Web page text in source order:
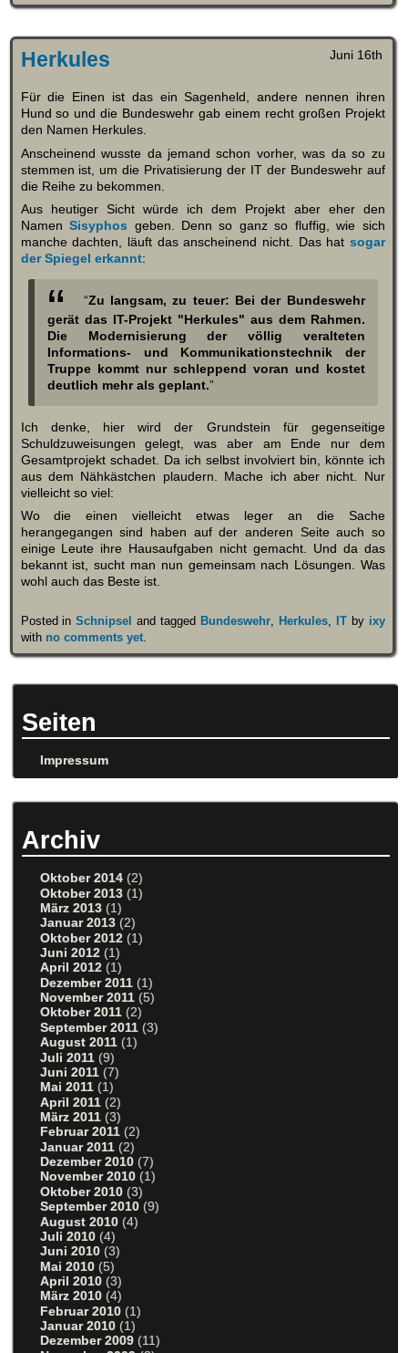
Juni 16th
Herkules
Für die Einen ist das ein Sagenheld, andere nennen ihren
Hund so und die Bundeswehr gab einem recht großen Projekt
den Namen Herkules.
Anscheinend wusste da jemand schon vorher, was da so zu
stemmen ist, um die Privatisierung der IT der Bundeswehr auf
die Reihe zu bekommen.
Aus heutiger Sicht würde ich dem Projekt aber eher den
NamenSisyphos geben. Denn so ganz so fluffig, wie sich
manche dachten, läuft das anscheinend nicht. Das hat sogar
der Spiegel erkannt:
“Zu langsam, zu teuer: Bei der Bundeswehr
gerät das IT-Projekt "Herkules" aus dem Rahmen.
Die Modernisierung der völlig veralteten
Informations- und Kommunikationstechnik der
Truppe kommt nur schleppend voran und kostet
deutlich mehr als geplant.”
Ich denke, hier wird der Grundstein für gegenseitige
Schuldzuweisungen gelegt, was aber am Ende nur dem
Gesamtprojekt schadet. Da ich selbst involviert bin, könnte ich
aus dem Nähkästchen plaudern. Mache ich aber nicht. Nur
vielleicht so viel:
Wo die einen vielleicht etwas leger an die Sache
herangegangen sind haben auf der anderen Seite auch so
einige Leute ihre Hausaufgaben nicht gemacht. Und da das
bekannt ist, sucht man nun gemeinsam nach Lösungen. Was
wohl auch das Beste ist.
Posted inSchnipsel and taggedBundeswehr ,Herkules ,IT by ixy
with no comments yet.
Seiten
Impressum
Archiv
Oktober 2014 (2)
Oktober 2013 (1)
März 2013 (1)
Januar 2013 (2)
Oktober 2012 (1)
Juni 2012 (1)
April 2012 (1)
Dezember 2011 (1)
November 2011 (5)
Oktober 2011 (2)
September 2011 (3)
August 2011 (1)
Juli 2011 (9)
Juni 2011 (7)
Mai 2011 (1)
April 2011 (2)
März 2011 (3)
Februar 2011 (2)
Januar 2011 (2)
Dezember 2010 (7)
November 2010 (1)
Oktober 2010 (3)
September 2010 (9)
August 2010 (4)
Juli 2010 (4)
Juni 2010 (3)
Mai 2010 (5)
April 2010 (3)
März 2010 (4)
Februar 2010 (1)
Januar 2010 (1)
Dezember 2009 (11)